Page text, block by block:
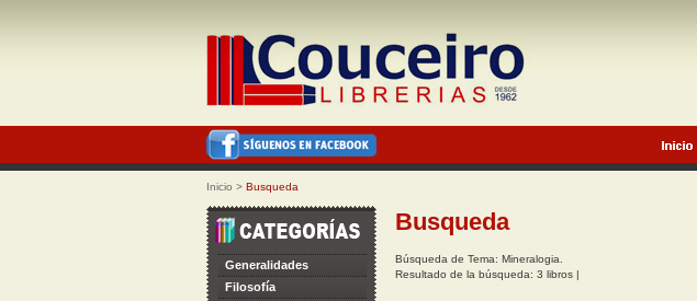
Inicio > Busqueda
Generalidades
Filosofía
Busqueda
Búsqueda de Tema: Mineralogia.
Resultado de la búsqueda: 3 libros |